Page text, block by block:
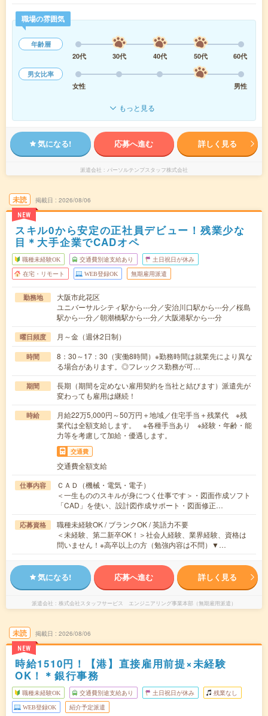
職場の雰囲気
年齢層
20代
30代 40代 50代
60代
男女比率
女性
男性
もっと見る
気になる! 応募へ進む 詳しく見る
派遣会社 パーソルテンプスタッフ株式会社
未読
NEW
掲載日 2026/08/06
スキル0から安定の正社員デビュー！残業少な
目＊大手企業でCADオペ
職種未経験OK 交通費別途支給あり 土日祝日が休み
在宅・リモート WEB登録OK 無期雇用派遣
勤務地
大阪市此花区
ユニバーサルシティ駅から---分／安治川口駅から---分／桜島
駅から---分／朝潮橋駅から---分／大阪港駅から---分
曜日頻度 月～金（週休2日制）
時間
8：30～17：30（実働8時間）※勤務時間は就業先により異な
る場合があります。◎フレックス勤務が可…
期間
長期（期間を定めない雇用契約を当社と結びます）派遣先が
変わっても雇用は継続！
時給
月給22万5,000円～50万円＋地域／住宅手当＋残業代 ※残
業代は全額支給します。 ※各種手当あり ※経験・年齢・能
力等を考慮して加給・優遇します。
交通費
交通費全額支給
仕事内容
ＣＡＤ（機械・電気・電子）
＜一生もののスキルが身につく仕事です＞・図面作成ソフト
「CAD」を使い、設計図作成サポート・図面修正…
応募資格
職種未経験OK / ブランクOK / 英語力不要
＜未経験、第二新卒OK！＞社会人経験、業界経験、資格は
問いません！※高卒以上の方（勉強内容は不問）▼…
気になる! 応募へ進む 詳しく見る
派遣会社 株式会社スタッフサービス エンジニアリング事業本部（無期雇用派遣）
未読
NEW
掲載日 2026/08/06
時給1510円！【港】直接雇用前提×未経験
OK！＊銀行事務
職種未経験OK 交通費別途支給あり 土日祝日が休み 残業なし
WEB登録OK 紹介予定派遣